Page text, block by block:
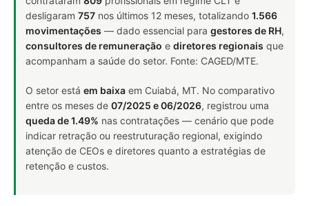
desligaram 757 nos últimos 12 meses, totalizando 1.566
movimentações — dado essencial para gestores de RH,
consultores de remuneração e diretores regionais que
acompanham a saúde do setor. Fonte: CAGED/MTE.
O setor está em baixa em Cuiabá, MT. No comparativo
entre os meses de 07/2025 e 06/2026, registrou uma
queda de 1.49% nas contratações — cenário que pode
indicar retração ou reestruturação regional, exigindo
atenção de CEOs e diretores quanto a estratégias de
retenção e custos.